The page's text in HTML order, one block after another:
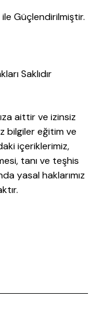
ile Güçlendirilmiştir.
Saklıdır
aittir ve izinsiz
bilgiler eğitim ve
içeriklerimiz,
tanı ve teşhis
yasal haklarımız